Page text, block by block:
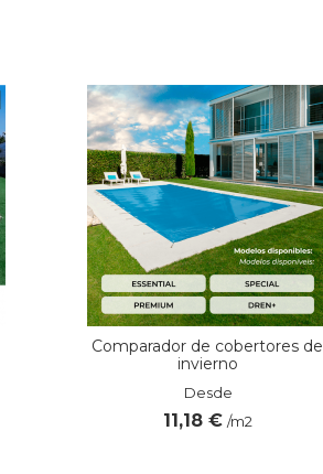
Comparador de cobertores de
invierno
Desde
11,18 € /m2